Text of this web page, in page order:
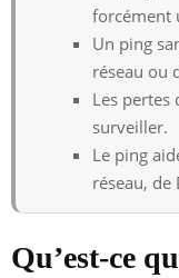
forcément
Un ping
réseau ou
Les pertes
surveiller.
Le ping
réseau, de
Qu’est-ce